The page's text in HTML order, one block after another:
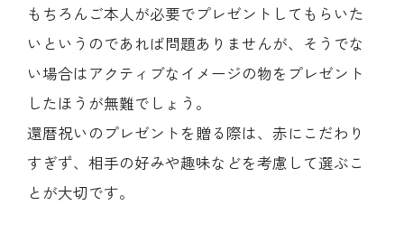
もちろんご本人が必要でプレゼントしてもらいた
いというのであれば問題ありませんが、そうでな
い場合はアクティブなイメージの物をプレゼント
したほうが無難でしょう。
還暦祝いのプレゼントを贈る際は、赤にこだわり
すぎず、相手の好みや趣味などを考慮して選ぶこ
とが大切です。